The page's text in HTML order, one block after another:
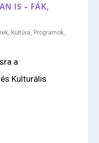
IS – FÁK,
Kultúra Programok
a
Kulturális